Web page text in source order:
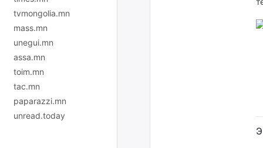
tvmongolia.mn
mass.mn
unegui.mn
assa.mn
toim.mn
tac.mn
paparazzi.mn
unread.today